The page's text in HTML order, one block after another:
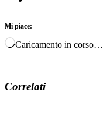
Mi piace:
Caricamento in corso…
Correlati